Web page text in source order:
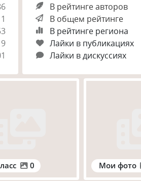
1
9
В рейтинге авторов
В общем рейтинге
В рейтинге региона
Лайки в публикациях
Лайки в дискуссиях
0 Мои фото